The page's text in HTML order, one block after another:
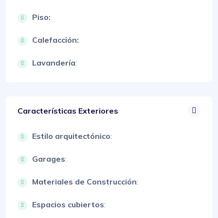
Piso:
Calefacción:
Lavandería:
Características Exteriores
Estilo arquitectónico:
Garages:
Materiales de Construcción:
Espacios cubiertos: